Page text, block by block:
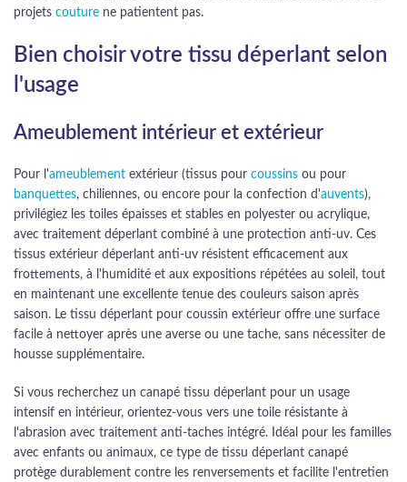
projets couture ne patientent pas.
Bien choisir votre tissu déperlant selon
l'usage
Ameublement intérieur et extérieur
Pour l'ameublement extérieur (tissus pour coussins ou pour
banquettes, chiliennes, ou encore pour la confection d'auvents),
privilégiez les toiles épaisses et stables en polyester ou acrylique,
avec traitement déperlant combiné à une protection anti-uv. Ces
tissus extérieur déperlant anti-uv résistent efficacement aux
frottements, à l'humidité et aux expositions répétées au soleil, tout
en maintenant une excellente tenue des couleurs saison après
saison. Le tissu déperlant pour coussin extérieur offre une surface
facile à nettoyer après une averse ou une tache, sans nécessiter de
housse supplémentaire.
Si vous recherchez un canapé tissu déperlant pour un usage
intensif en intérieur, orientez-vous vers une toile résistante à
l'abrasion avec traitement anti-taches intégré. Idéal pour les familles
avec enfants ou animaux, ce type de tissu déperlant canapé
protège durablement contre les renversements et facilite l'entretien